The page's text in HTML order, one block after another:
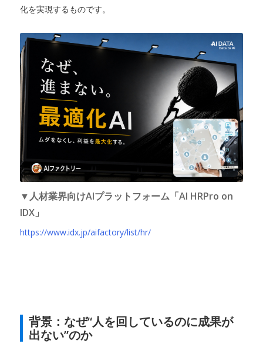
化を実現するものです。
▼人材業界向けAIプラットフォーム「AI HRPro on
IDX」
https://www.idx.jp/aifactory/list/hr/
背景：なぜ“人を回しているのに成果が
出ない”のか